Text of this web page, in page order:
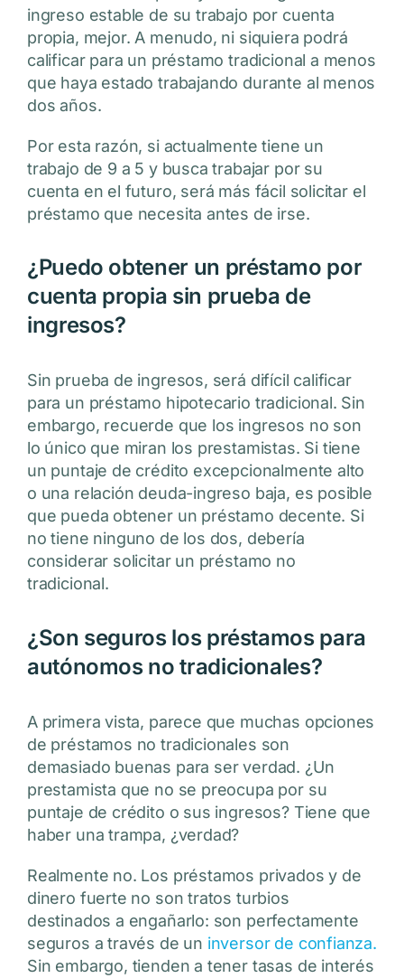
ingreso estable de su trabajo por cuenta
propia, mejor. A menudo, ni siquiera podrá
calificar para un préstamo tradicional a menos
que haya estado trabajando durante al menos
dos años.
Por esta razón, si actualmente tiene un
trabajo de 9 a 5 y busca trabajar por su
cuenta en el futuro, será más fácil solicitar el
préstamo que necesita antes de irse.
¿Puedo obtener un préstamo por
cuenta propia sin prueba de
ingresos?
Sin prueba de ingresos, será difícil calificar
para un préstamo hipotecario tradicional. Sin
embargo, recuerde que los ingresos no son
lo único que miran los prestamistas. Si tiene
un puntaje de crédito excepcionalmente alto
o una relación deuda-ingreso baja, es posible
que pueda obtener un préstamo decente. Si
no tiene ninguno de los dos, debería
considerar solicitar un préstamo no
tradicional.
¿Son seguros los préstamos para
autónomos no tradicionales?
A primera vista, parece que muchas opciones
de préstamos no tradicionales son
demasiado buenas para ser verdad. ¿Un
prestamista que no se preocupa por su
puntaje de crédito o sus ingresos? Tiene que
haber una trampa, ¿verdad?
Realmente no. Los préstamos privados y de
dinero fuerte no son tratos turbios
destinados a engañarlo: son perfectamente
seguros a través de un inversor de confianza.
Sin embargo, tienden a tener tasas de interés